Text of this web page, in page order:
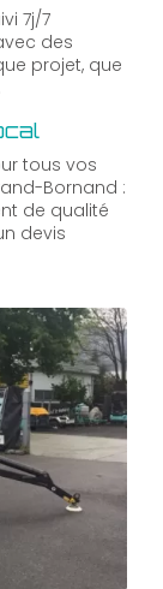
7j/7
des
projet, que
tous vos
Bornand :
de qualité
devis